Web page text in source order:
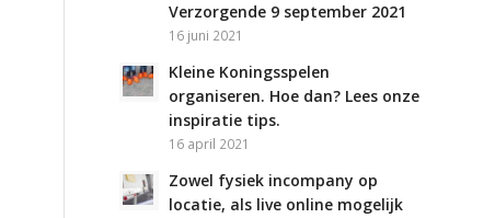
Verzorgende 9 september 2021
16 juni 2021
Kleine Koningsspelen
organiseren. Hoe dan? Lees onze
inspiratie tips.
16 april 2021
Zowel fysiek incompany op
locatie, als live online mogelijk